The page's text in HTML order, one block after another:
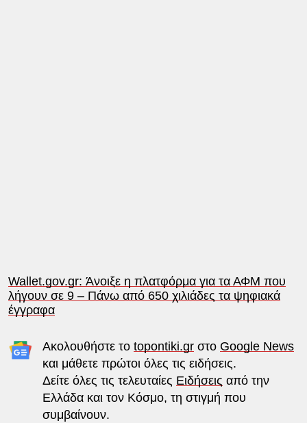
Wallet.gov.gr: Άνοιξε η πλατφόρμα για τα ΑΦΜ που
λήγουν σε 9 – Πάνω από 650 χιλιάδες τα ψηφιακά
έγγραφα
Ακολουθήστε το topontiki.grστο Google News
και μάθετε πρώτοι όλες τις ειδήσεις.
Δείτε όλες τις τελευταίες Ειδήσεις από την
Ελλάδα και τον Κόσμο, τη στιγμή που
συμβαίνουν.